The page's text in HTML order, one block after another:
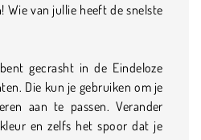
Wie van jullie heeft de snelste
gecrasht in de Eindeloze
Die kun je gebruiken om je
aan te passen. Verander
en zelfs het spoor dat je